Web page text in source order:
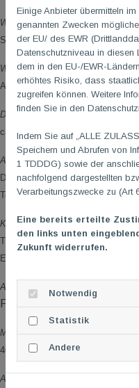
Wann?
Samstag, 05. April 2025, 18:00
Wo/Treffpunkt?
Athletikraum (AR) der
Dauer?
ca. 2 Stunden
Anfahrt?
Die An- und Rückfahrt liegt in der
TeilnehmerInnen.
Kosten?
TG
Go Mitglieder 12,00 EUR /
Einzug Teilnehmerentgelt per
Anmeldeschluss?
Fr.,
Min./Max. Teilnehmerzahl?
40/60
–Jeder ist Willkommen!
Anmeldung?
Einige Anbieter übermitteln
genannten Zwecken
der EU/ des EWR
Datenschutzniveau in diesen
dem in den EU-/EWR-
erhöhtes Risiko, dass
zugreifen können. Weitere
finden Sie in den
Indem Sie auf „ALLE
Speichern und Abrufen von
1 TDDDG) sowie der
nachfolgend dargestellten
Verarbeitungszwecke zu (Art
Eine bereits erteilte
den links unten
Zukunft widerrufen.
Notwendig
Statistik
Andere